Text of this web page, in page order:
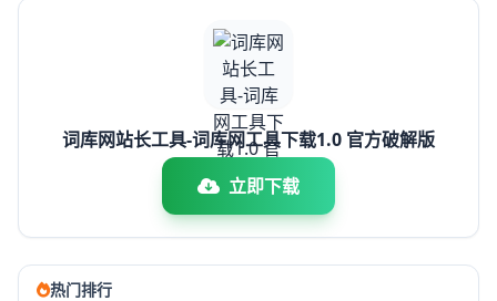
词库网站长工具-词库网工具下载1.0 官方破解版
立即下载
热门排行